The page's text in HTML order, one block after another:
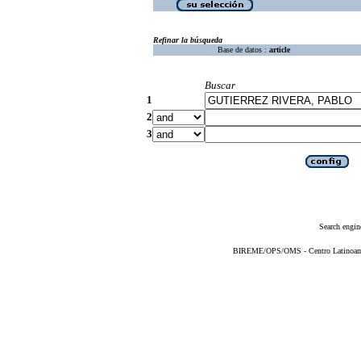
Refinar la búsqueda
Base de datos : article
Buscar
1
2
3
Search
BIREME/OPS/OMS - Centro